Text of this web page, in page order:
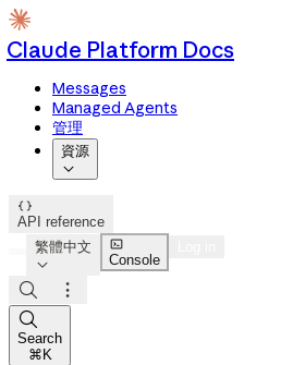
Claude Platform Docs
Messages
Managed Agents
管理
資源


API reference
繁體中文


Console



Search
⌘K